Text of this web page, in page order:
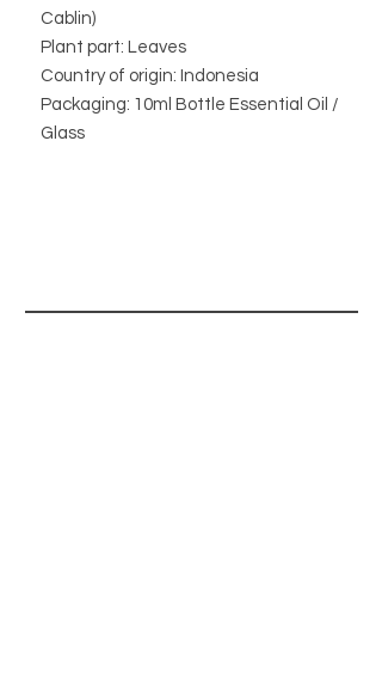
Cablin)
Plant part: Leaves
Country of origin: Indonesia
Packaging: 10ml Bottle Essential Oil /
Glass